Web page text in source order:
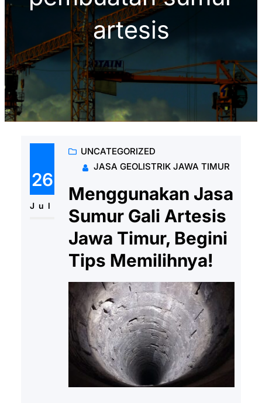
artesis
26
Jul
UNCATEGORIZED
JASA GEOLISTRIK JAWA TIMUR
Menggunakan Jasa
Sumur Gali Artesis
Jawa Timur, Begini
Tips Memilihnya!